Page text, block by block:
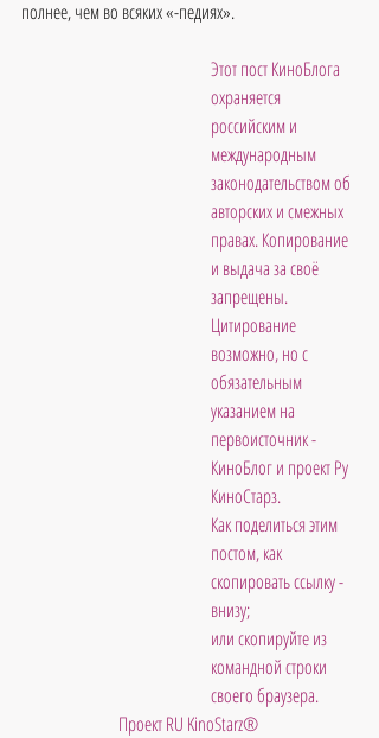
полнее, чем во всяких «-педиях».
Этот пост КиноБлога
охраняется
российским и
международным
законодательством об
авторских и смежных
правах. Копирование
и выдача за своё
запрещены.
Цитирование
возможно, но с
обязательным
указанием на
первоисточник -
КиноБлог и проект Ру
КиноСтарз.
Как поделиться этим
постом, как
скопировать ссылку -
внизу;
или скопируйте из
командной строки
своего браузера.
Проект RU KinoStarz®